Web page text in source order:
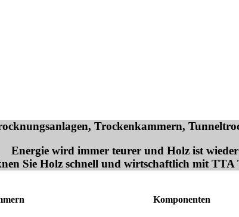
Trockenkammern,
Energie wird immer teurer und Holz ist
Sie Holz schnell und wirtschaftlich mit TTA
Komponenten